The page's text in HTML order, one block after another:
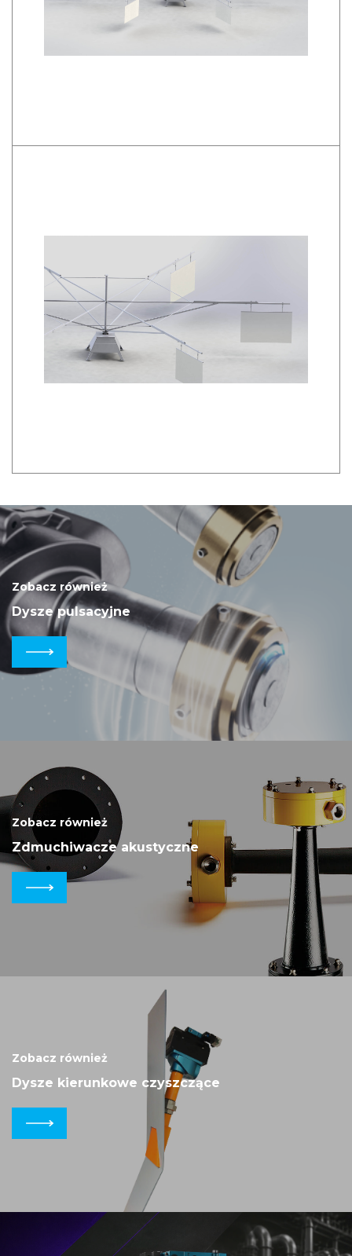
Zobacz również
Dysze pulsacyjne
Zobacz również
Zdmuchiwacze akustyczne
Zobacz również
Dysze kierunkowe czyszczące